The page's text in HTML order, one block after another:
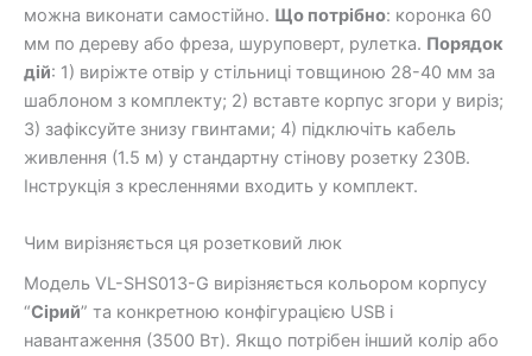
можна виконати самостійно. Що потрібно: коронка 60
мм по дереву або фреза, шуруповерт, рулетка. Порядок
дій: 1) виріжте отвір у стільниці товщиною 28-40 мм за
шаблоном з комплекту; 2) вставте корпус згори у виріз;
3) зафіксуйте знизу гвинтами; 4) підключіть кабель
живлення (1.5 м) у стандартну стінову розетку 230В.
Інструкція з кресленнями входить у комплект.
Чим вирізняється ця розетковий люк
Модель VL-SHS013-G вирізняється кольором корпусу
“Сірий” та конкретною конфігурацією USB і
навантаження (3500 Вт). Якщо потрібен інший колір або